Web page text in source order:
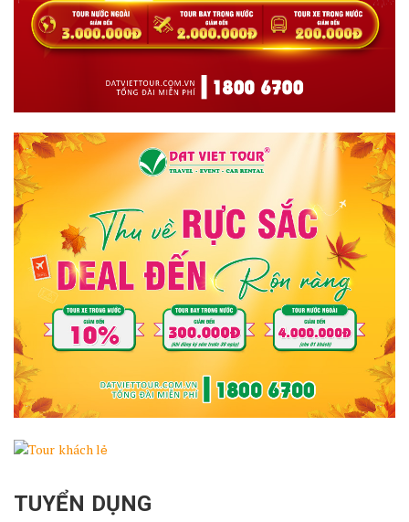
TUYỂN DỤNG